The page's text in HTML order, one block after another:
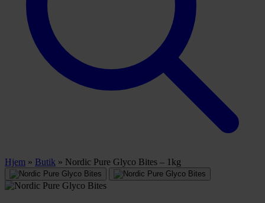
Hjem » Butik » Nordic Pure Glyco Bites – 1kg